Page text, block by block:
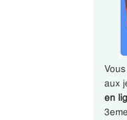
aux
en